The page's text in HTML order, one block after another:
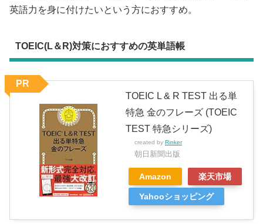
英語力を身に付けたいという方におすすめ。
TOEIC(L＆R)対策におすすめの英単語帳
TOEIC L & R TEST 出る単
特急 金のフレーズ (TOEIC
TEST 特急シリーズ)
created by Rinker
朝日新聞出版
Amazon 楽天市場
Yahooショッピング
PR